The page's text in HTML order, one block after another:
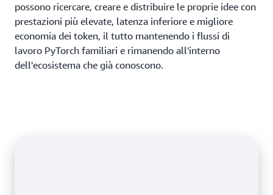
possono ricercare, creare e distribuire le proprie idee con
prestazioni più elevate, latenza inferiore e migliore
economia dei token, il tutto mantenendo i flussi di
lavoro PyTorch familiari e rimanendo all'interno
dell'ecosistema che già conoscono.